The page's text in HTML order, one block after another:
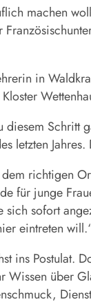
machen
in
Schritt
letzten
richtigen
für junge
sich sofort
eintreten
ins Postulat.
Wissen über